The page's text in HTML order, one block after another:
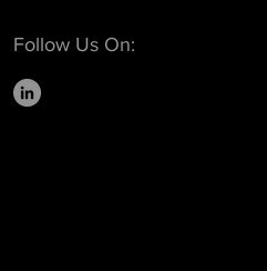
Follow Us On: